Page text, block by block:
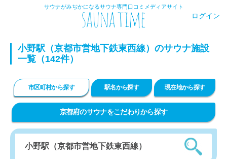
サウナがみぢかになるサウナ専門口コミメディアサイト
ログイン
小野駅（京都市営地下鉄東西線）のサウナ施設
一覧（142件）
市区町村から探す 駅名から探す 現在地から探す
京都府のサウナをこだわりから探す